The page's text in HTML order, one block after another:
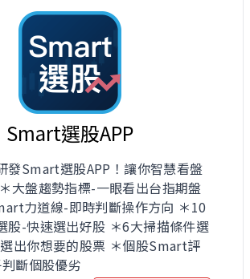
Smart選股APP
發Smart選股APP！讓你智慧看盤
大盤趨勢指標-一眼看出台指期盤
力道線-即時判斷操作方向 ＊10
股-快速選出好股 ＊6大掃描條件選
出你想要的股票 ＊個股Smart評
斷個股優劣